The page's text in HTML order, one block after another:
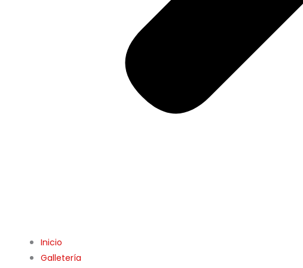
Inicio
Galletería